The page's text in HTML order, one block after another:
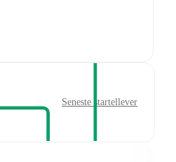
Seneste startellever